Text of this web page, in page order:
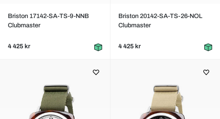
Briston 17142-SA-TS-9-NNB
Clubmaster
4 425 kr
Briston 20142-SA-TS-26-NOL
Clubmaster
4 425 kr